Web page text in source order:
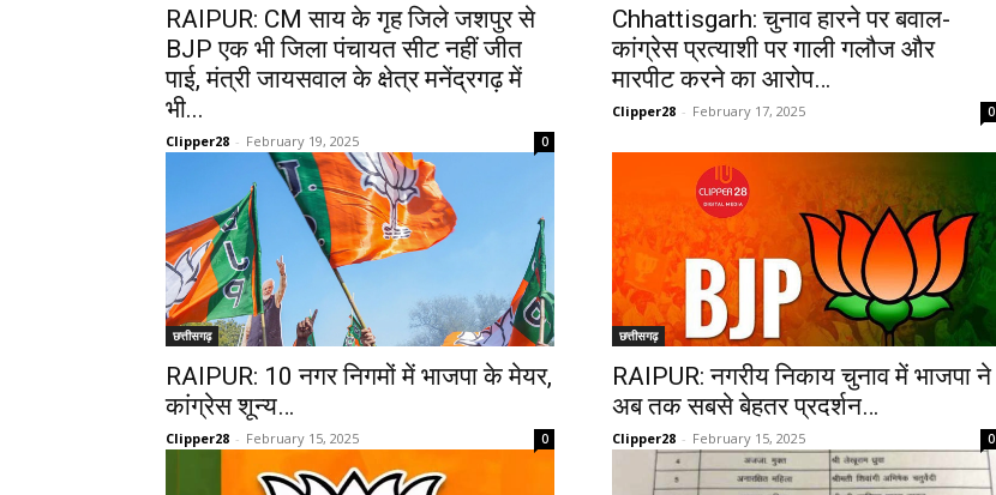
RAIPUR: CM साय के गृह जिले जशपुर से
BJP एक भी जिला पंचायत सीट नहीं जीत
पाई, मंत्री जायसवाल के क्षेत्र मनेंद्रगढ़ में
भी...
Clipper28 - February 19, 2025 0
Chhattisgarh: चुनाव हारने पर बवाल-
कांग्रेस प्रत्याशी पर गाली गलौज और
मारपीट करने का आरोप…
Clipper28 - February 17, 2025 0
छत्तीसगढ़
RAIPUR: 10 नगर निगमों में भाजपा के मेयर,
कांग्रेस शून्य…
Clipper28 - February 15, 2025 0
छत्तीसगढ़
RAIPUR: नगरीय निकाय चुनाव में भाजपा ने
अब तक सबसे बेहतर प्रदर्शन…
Clipper28 - February 15, 2025 0